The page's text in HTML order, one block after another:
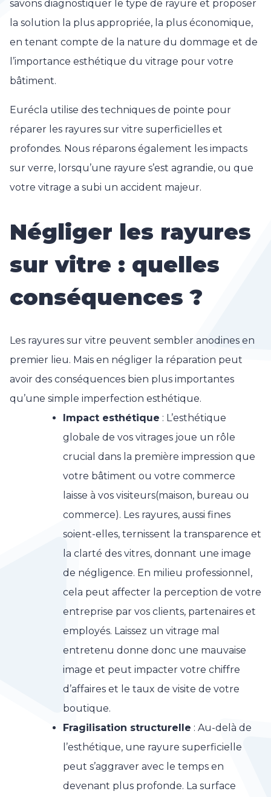
savons diagnostiquer le type de rayure et proposer
la solution la plus appropriée, la plus économique,
en tenant compte de la nature du dommage et de
l’importance esthétique du vitrage pour votre
bâtiment.
Eurécla utilise des techniques de pointe pour
réparer les rayures sur vitre superficielles et
profondes. Nous réparons également les impacts
sur verre, lorsqu’une rayure s’est agrandie, ou que
votre vitrage a subi un accident majeur.
Négliger les rayures
sur vitre : quelles
conséquences ?
Les rayures sur vitre peuvent sembler anodines en
premier lieu. Mais en négliger la réparation peut
avoir des conséquences bien plus importantes
qu’une simple imperfection esthétique.
Impact esthétique : L’esthétique
globale de vos vitrages joue un rôle
crucial dans la première impression que
votre bâtiment ou votre commerce
laisse à vos visiteurs(maison, bureau ou
commerce). Les rayures, aussi fines
soient-elles, ternissent la transparence et
la clarté des vitres, donnant une image
de négligence. En milieu professionnel,
cela peut affecter la perception de votre
entreprise par vos clients, partenaires et
employés. Laissez un vitrage mal
entretenu donne donc une mauvaise
image et peut impacter votre chiffre
d’affaires et le taux de visite de votre
boutique.
Fragilisation structurelle : Au-delà de
l’esthétique, une rayure superficielle
peut s’aggraver avec le temps en
devenant plus profonde. La surface